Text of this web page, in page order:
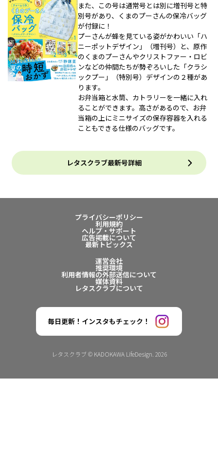
また、この号は通常号とは別に増刊号と特
別号があり、くまのプーさんの保冷バッグ
が付録に！
プーさんが蜂を見ている姿がかわいい「ハ
ニーポットデザイン」（増刊号）と、原作
のくまのプーさんやクリストファー・ロビ
ンなどの仲間たちが勢ぞろいした「クラシ
ックプー」（特別号）デザインの２種があ
ります。
お弁当箱と水筒、カトラリーを一緒に入れ
ることができます。高さがあるので、お弁
当箱の上にミニサイズの保存容器を入れる
こともできる仕様のバッグです。
レタスクラブ最新号詳細
プライバシーポリシー
利用規約
ヘルプ・サポート
広告掲載について
最新トピックス
運営会社
推奨環境
利用者情報の外部送信について
媒体資料
レタスクラブについて
毎日更新！インスタもチェック！
レタスクラブ © KADOKAWA LifeDesign. 2026